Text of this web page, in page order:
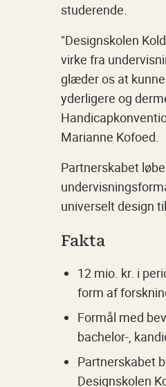
studerende.
"Designskolen
virke fra
glæder os at
yderligere og
Marianne Kofoed.
Partnerskabet
universelt design
Fakta
12 mio. kr. i
form af
Formål med
bachelor-,
Partnerskabet
Designskolen